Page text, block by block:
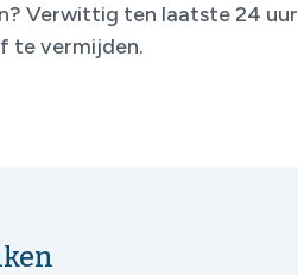
Verwittig ten laatste 24
te vermijden.